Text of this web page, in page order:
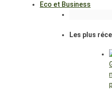
Eco et Business
Les plus